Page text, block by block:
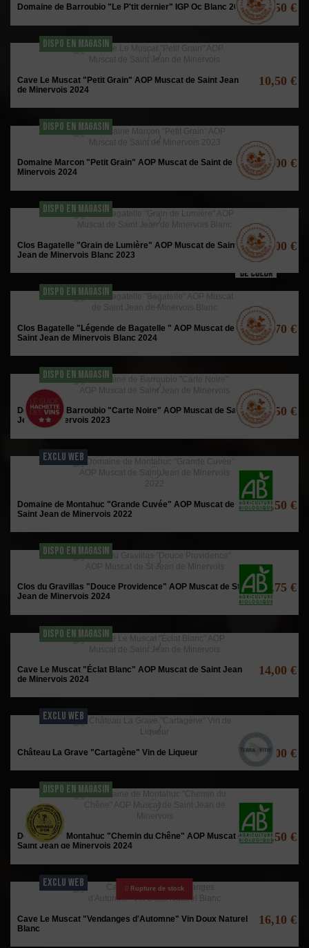
Domaine de Barroubio "Le P'tit dernier" IGP Oc Blanc 2022 9,50 €
DISPO EN MAGASIN
Cave Le Muscat "Petit Grain" AOP Muscat de Saint Jean
de Minervois 2024
10,50 €
DISPO EN MAGASIN
Domaine Marcon "Petit Grain" AOP Muscat de Saint de
Minervois 2024
11,00 €
DISPO EN MAGASIN
Clos Bagatelle "Grain de Lumière" AOP Muscat de Saint
Jean de Minervois Blanc 2023
11,00 €
DISPO EN MAGASIN
Clos Bagatelle "Légende de Bagatelle " AOP Muscat de
Saint Jean de Minervois Blanc 2024
11,70 €
DISPO EN MAGASIN
Domaine de Barroubio "Carte Noire" AOP Muscat de Saint
Jean de Minervois 2023
12,50 €
EXCLU WEB
Domaine de Montahuc "Grande Cuvée" AOP Muscat de
Saint Jean de Minervois 2022
13,50 €
DISPO EN MAGASIN
Clos du Gravillas "Douce Providence" AOP Muscat de St
Jean de Minervois 2024
13,75 €
DISPO EN MAGASIN
Cave Le Muscat "Éclat Blanc" AOP Muscat de Saint Jean
de Minervois 2024
14,00 €
EXCLU WEB
Château La Grave "Cartagène" Vin de Liqueur 15,00 €
DISPO EN MAGASIN
Domaine de Montahuc "Chemin du Chêne" AOP Muscat de
Saint Jean de Minervois 2024
15,50 €
EXCLU WEB Rupture de stock
Cave Le Muscat "Vendanges d'Automne" Vin Doux Naturel
Blanc
16,10 €